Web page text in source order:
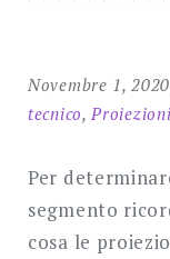
Novembre 1, 2020
tecnico,
Per
segmento
cosa le